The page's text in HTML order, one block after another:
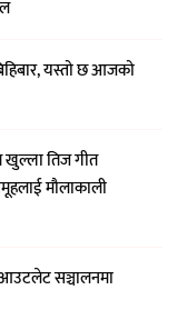
यस्तो छ आजको
खुल्ला तिज गीत
मौलाकाली
आउटलेट सञ्चालनमा